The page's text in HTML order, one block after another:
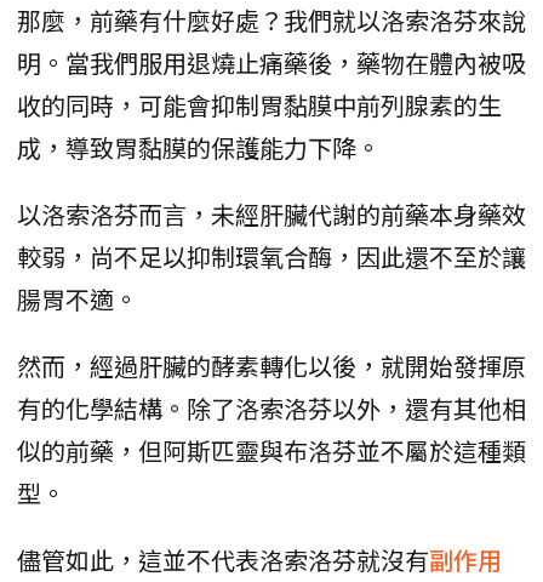
那麼，前藥有什麼好處？我們就以洛索洛芬來說
明。當我們服用退燒止痛藥後，藥物在體內被吸
收的同時，可能會抑制胃黏膜中前列腺素的生
成，導致胃黏膜的保護能力下降。
以洛索洛芬而言，未經肝臟代謝的前藥本身藥效
較弱，尚不足以抑制環氧合酶，因此還不至於讓
腸胃不適。
然而，經過肝臟的酵素轉化以後，就開始發揮原
有的化學結構。除了洛索洛芬以外，還有其他相
似的前藥，但阿斯匹靈與布洛芬並不屬於這種類
型。
儘管如此，這並不代表洛索洛芬就沒有副作用